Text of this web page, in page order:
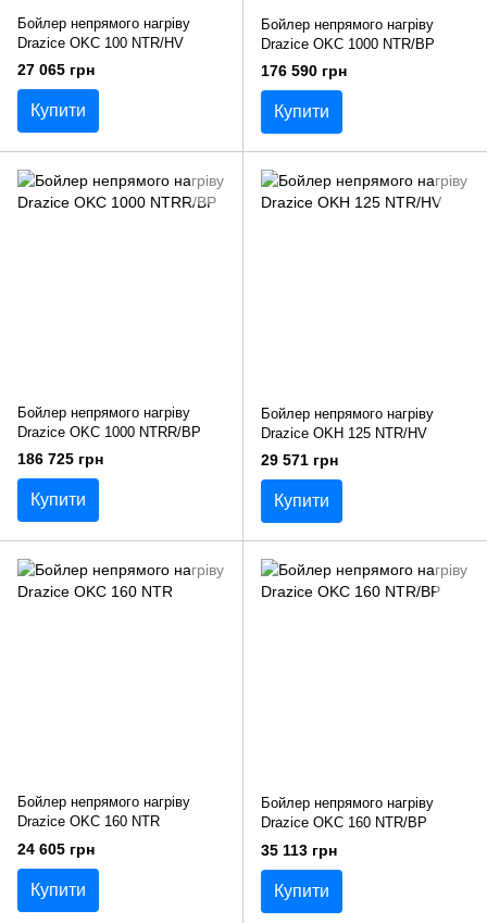
Бойлер непрямого нагріву
Drazice OKC 100 NTR/HV
27 065 грн
Купити
Бойлер непрямого нагріву
Drazice OKC 1000 NTR/BP
176 590 грн
Купити
Бойлер непрямого нагріву
Drazice OKC 1000 NTRR/BP
186 725 грн
Купити
Бойлер непрямого нагріву
Drazice OKН 125 NTR/HV
29 571 грн
Купити
Бойлер непрямого нагріву
Drazice OKC 160 NTR
24 605 грн
Купити
Бойлер непрямого нагріву
Drazice OKC 160 NTR/BP
35 113 грн
Купити